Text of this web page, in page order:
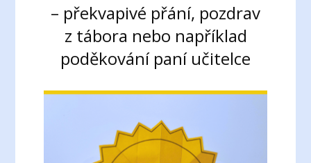
– překvapivé přání, pozdrav
z tábora nebo například
poděkování paní učitelce